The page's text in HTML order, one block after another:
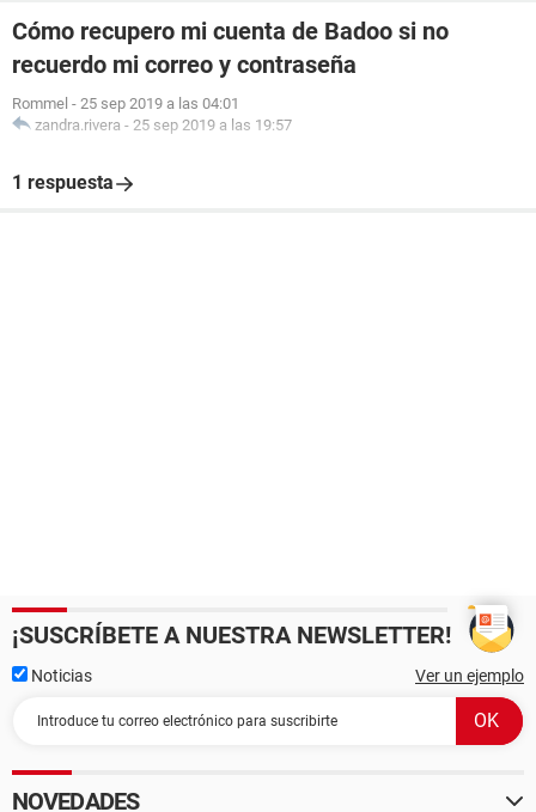
Cómo recupero mi cuenta de Badoo si no
recuerdo mi correo y contraseña
Rommel - 25 sep 2019 a las 04:01
zandra.rivera - 25 sep 2019 a las 19:57
1 respuesta
¡SUSCRÍBETE A NUESTRA NEWSLETTER!
Noticias Ver un ejemplo
NOVEDADES